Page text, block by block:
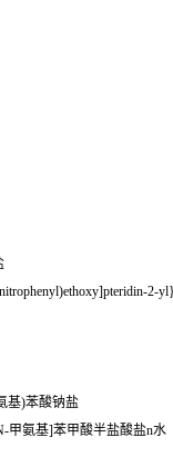
2-
基)苯酸钠盐
甲氨基]苯甲酸半盐酸盐n水